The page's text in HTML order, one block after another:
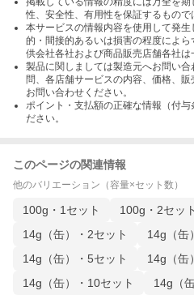
性、安全性、有用性を保証するもので
本サービスの情報内容を使用して発
的・間接的あるいは損害の程度によ
供会社各社および商品販売店舗各社は
製品に関しましては製造元へお問い
問、各店舗サービスの内容、価格、
お問い合わせください。
ポイント・支払額の正確な情報（付
ださい。
このページの関連情報
他のバリエーション（容量×セット数）
100g・1セット 100g・2セット
14g（缶）・2セット
14g（缶
14g（缶）・5セット
14g（缶
14g（缶）・10セット
14g（